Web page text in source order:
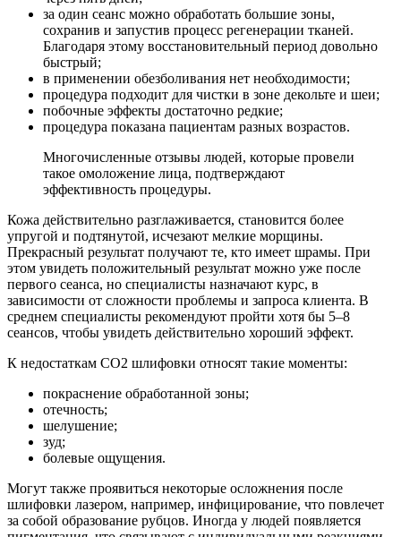
за один сеанс можно обработать большие зоны,
сохранив и запустив процесс регенерации тканей.
Благодаря этому восстановительный период довольно
быстрый;
в применении обезболивания нет необходимости;
процедура подходит для чистки в зоне декольте и шеи;
побочные эффекты достаточно редкие;
процедура показана пациентам разных возрастов.
Многочисленные отзывы людей, которые провели
такое омоложение лица, подтверждают
эффективность процедуры.
Кожа действительно разглаживается, становится более
упругой и подтянутой, исчезают мелкие морщины.
Прекрасный результат получают те, кто имеет шрамы. При
этом увидеть положительный результат можно уже после
первого сеанса, но специалисты назначают курс, в
зависимости от сложности проблемы и запроса клиента. В
среднем специалисты рекомендуют пройти хотя бы 5–8
сеансов, чтобы увидеть действительно хороший эффект.
К недостаткам СО2 шлифовки относят такие моменты:
покраснение обработанной зоны;
отечность;
шелушение;
зуд;
болевые ощущения.
Могут также проявиться некоторые осложнения после
шлифовки лазером, например, инфицирование, что повлечет
за собой образование рубцов. Иногда у людей появляется